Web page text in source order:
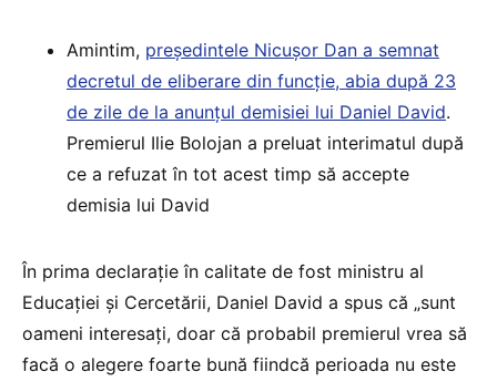
Amintim, președintele Nicușor Dan a semnat
decretul de eliberare din funcție, abia după 23
de zile de la anunțul demisiei lui Daniel David.
Premierul Ilie Bolojan a preluat interimatul după
ce a refuzat în tot acest timp să accepte
demisia lui David
În prima declarație în calitate de fost ministru al
Educației și Cercetării, Daniel David a spus că „sunt
oameni interesați, doar că probabil premierul vrea să
facă o alegere foarte bună fiindcă perioada nu este